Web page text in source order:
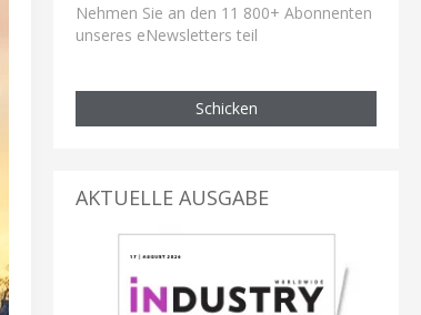
Nehmen Sie an den 11 800+ Abonnenten
unseres eNewsletters teil
Schicken
AKTUELLE AUSGABE